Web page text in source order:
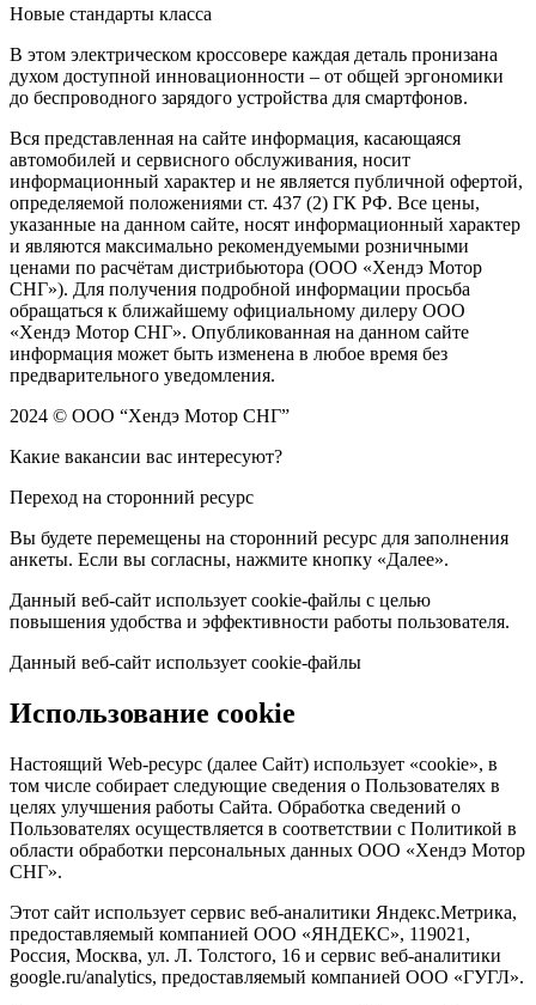
Новые стандарты класса
В этом электрическом кроссовере каждая деталь пронизана
духом доступной инновационности – от общей эргономики
до беспроводного зарядого устройства для смартфонов.
Вся представленная на сайте информация, касающаяся
автомобилей и сервисного обслуживания, носит
информационный характер и не является публичной офертой,
определяемой положениями ст. 437 (2) ГК РФ. Все цены,
указанные на данном сайте, носят информационный характер
и являются максимально рекомендуемыми розничными
ценами по расчётам дистрибьютора (ООО «Хендэ Мотор
СНГ»). Для получения подробной информации просьба
обращаться к ближайшему официальному дилеру ООО
«Хендэ Мотор СНГ». Опубликованная на данном сайте
информация может быть изменена в любое время без
предварительного уведомления.
2024 © ООО “Хендэ Мотор СНГ”
Какие вакансии вас интересуют?
Переход на сторонний ресурс
Вы будете перемещены на сторонний ресурс для заполнения
анкеты. Если вы согласны, нажмите кнопку «Далее».
Данный веб-сайт использует cookie-файлы с целью
повышения удобства и эффективности работы пользователя.
Данный веб-сайт использует cookie-файлы
Использование cookie
Настоящий Web-ресурс (далее Сайт) использует «cookie», в
том числе собирает следующие сведения о Пользователях в
целях улучшения работы Сайта. Обработка сведений о
Пользователях осуществляется в соответствии с Политикой в
области обработки персональных данных ООО «Хендэ Мотор
СНГ».
Этот сайт использует сервис веб-аналитики Яндекс.Метрика,
предоставляемый компанией ООО «ЯНДЕКС», 119021,
Россия, Москва, ул. Л. Толстого, 16 и сервис веб-аналитики
google.ru/analytics, предоставляемый компанией ООО «ГУГЛ».